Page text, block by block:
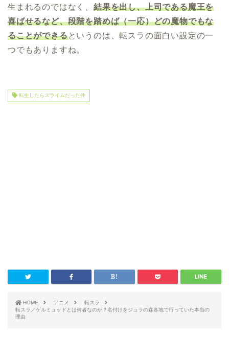
生まれるのではなく、 結果を出し、上司である魔王を
喜ばせるなど、段階を踏めば（一応）どの魔物でもな
ることができるというのは、転スラの面白い設定の一
つでもありますね。
転生したらスライムだった件
HOME アニメ
転スラ
転スラ／ゲルミュッドとは何者なのか？名付けをジュラの森各地で行っていた本当の
理由